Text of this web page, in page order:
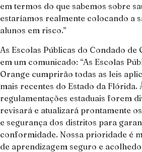
em termos do que sabemos sobre
estaríamos realmente colocando a
alunos em risco.”
As Escolas Públicas do Condado
em um comunicado: “As Escolas
Orange cumprirão todas as leis
mais recentes do Estado da Flórida.
regulamentações estaduais forem
revisará e atualizará prontamente
e segurança dos distritos para
conformidade. Nossa prioridade é
de aprendizagem seguro e